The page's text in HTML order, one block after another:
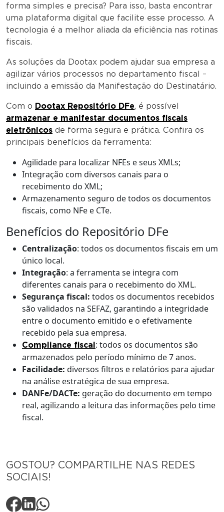
forma simples e precisa? Para isso, basta encontrar
uma plataforma digital que facilite esse processo. A
tecnologia é a melhor aliada da eficiência nas rotinas
fiscais.
As soluções da Dootax podem ajudar sua empresa a
agilizar vários processos no departamento fiscal –
incluindo a emissão da Manifestação do Destinatário.
Com o Dootax Repositório DFe, é possível
armazenar e manifestar documentos fiscais
eletrônicos de forma segura e prática. Confira os
principais benefícios da ferramenta:
Agilidade para localizar NFEs e seus XMLs;
Integração com diversos canais para o
recebimento do XML;
Armazenamento seguro de todos os documentos
fiscais, como NFe e CTe.
Benefícios do Repositório DFe
Centralização: todos os documentos fiscais em um
único local.
Integração: a ferramenta se integra com
diferentes canais para o recebimento do XML.
Segurança fiscal: todos os documentos recebidos
são validados na SEFAZ, garantindo a integridade
entre o documento emitido e o efetivamente
recebido pela sua empresa.
Compliance fiscal: todos os documentos são
armazenados pelo período mínimo de 7 anos.
Facilidade: diversos filtros e relatórios para ajudar
na análise estratégica de sua empresa.
DANFe/DACTe: geração do documento em tempo
real, agilizando a leitura das informações pelo time
fiscal.
GOSTOU? COMPARTILHE NAS REDES
SOCIAIS!